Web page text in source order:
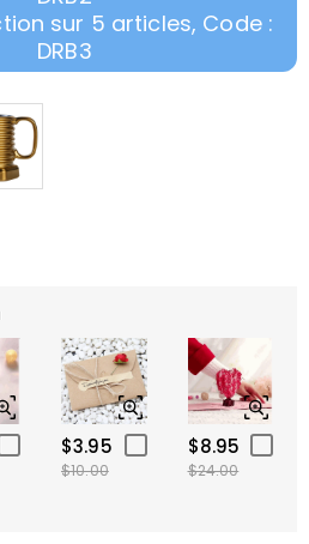
sur 5 articles, Code :
DRB3
$3.95
$10.00
$8.95
$24.00